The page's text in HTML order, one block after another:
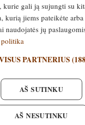
didžiausių šiluminių
pastebėti
šviesiu metu
dieną būtent
kuri ilgai trypė
išlįsti į lauką.
įbėgo atgal į krūmus,
terminiame prietaise
dėmės žybčioja
kurie gali ją sujungti su
kurią jiems pateikėte
naudojatės jų
PARTNERIUS
AŠ SUTINKU
AŠ NESUTINKU